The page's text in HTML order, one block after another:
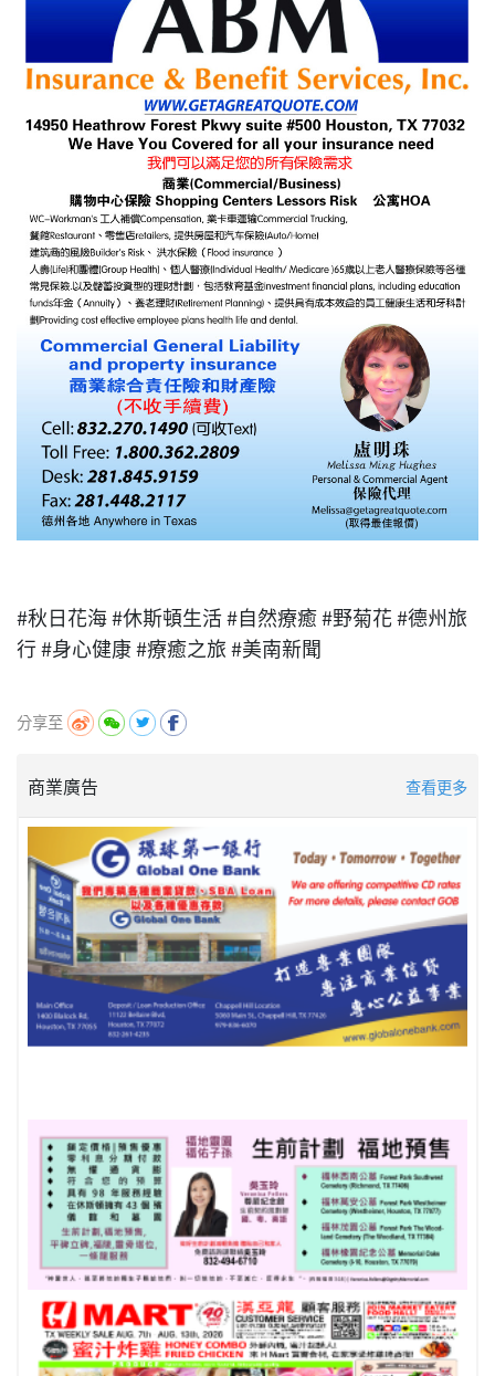
#秋日花海 #休斯頓生活 #自然療癒 #野菊花 #德州旅
行 #身心健康 #療癒之旅 #美南新聞
分享至
商業廣告 查看更多